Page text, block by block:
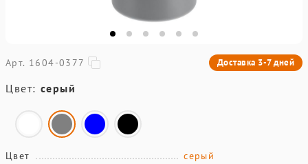
Арт. 1604-0377 Доставка 3-7 дней
Цвет: серый
Цвет
серый